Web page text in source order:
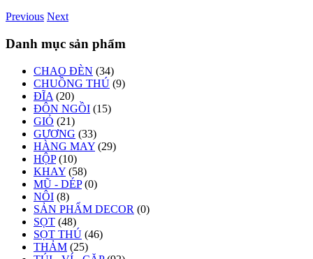
Previous Next
Danh mục sản phẩm
CHAO ĐÈN (34)
CHUỒNG THÚ (9)
ĐĨA (20)
ĐÔN NGỒI (15)
GIỎ (21)
GƯƠNG (33)
HÀNG MAY (29)
HỘP (10)
KHAY (58)
MŨ - DÉP (0)
NÔI (8)
SẢN PHẨM DECOR (0)
SỌT (48)
SỌT THÚ (46)
THẢM (25)